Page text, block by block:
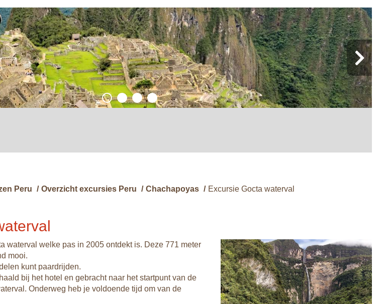
Peru / Overzicht excursies Peru / Chachapoyas / Excursie Gocta waterval
waterval welke pas in 2005 ontdekt is. Deze 771 meter
mooi.
kunt paardrijden.
bij het hotel en gebracht naar het startpunt van de
Onderweg heb je voldoende tijd om van de